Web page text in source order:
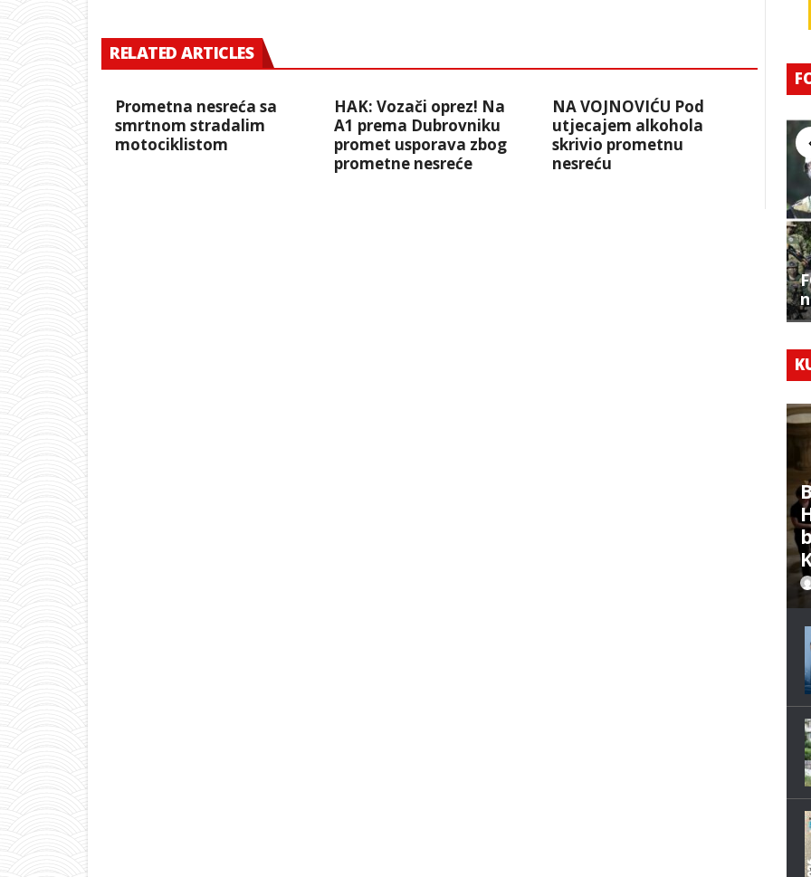
RELATED ARTICLES
Prometna nesreća sa
smrtnom stradalim
motociklistom
HAK: Vozači oprez! Na
A1 prema Dubrovniku
promet usporava zbog
prometne nesreće
NA VOJNOVIĆU Pod
utjecajem alkohola
skrivio prometnu
nesreću